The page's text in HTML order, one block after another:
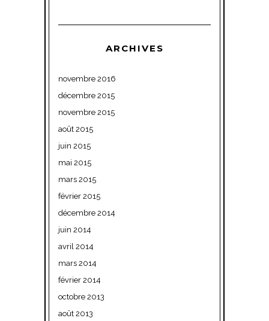
ARCHIVES
novembre 2016
décembre 2015
novembre 2015
août 2015
juin 2015
mai 2015
mars 2015
février 2015
décembre 2014
juin 2014
avril 2014
mars 2014
février 2014
octobre 2013
août 2013